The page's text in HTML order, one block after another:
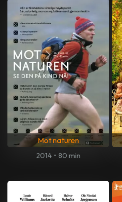
Mot naturen
2014 • 80 min